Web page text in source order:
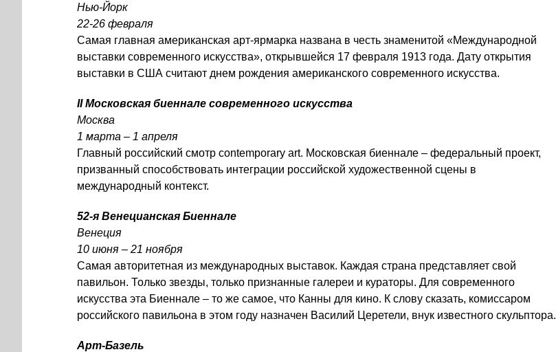
Нью-Йорк
22-26 февраля
Самая главная американская арт-ярмарка названа в честь знаменитой «Международной
выставки современного искусства», открывшейся 17 февраля 1913 года. Дату открытия
выставки в США считают днем рождения американского современного искусства.
II Московская биеннале современного искусства
Москва
1 марта – 1 апреля
Главный российский смотр contemporary art. Московская биеннале – федеральный проект,
призванный способствовать интеграции российской художественной сцены в
международный контекст.
52-я Венецианская Биеннале
Венеция
10 июня – 21 ноября
Самая авторитетная из международных выставок. Каждая страна представляет свой
павильон. Только звезды, только признанные галереи и кураторы. Для современного
искусства эта Биеннале – то же самое, что Канны для кино. К слову сказать, комиссаром
российского павильона в этом году назначен Василий Церетели, внук известного скульптора.
Арт-Базель